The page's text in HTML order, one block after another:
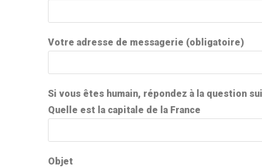
Votre adresse de messagerie (obligatoire)
Si vous êtes humain, répondez à la question
Quelle est la capitale de la France
Objet